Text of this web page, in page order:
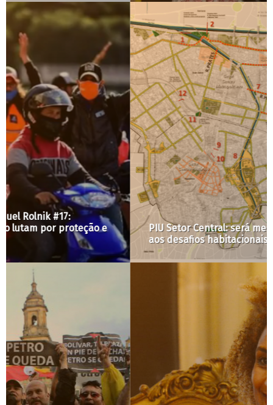
PIU Setor Central: será mesmo que vai atender
aos desafios habitacionais do Centro?